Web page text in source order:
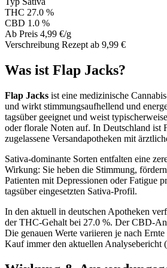
THC 27.0 %
CBD 1.0 %
Ab Preis 4,99 €/g
Verschreibung Rezept ab 9,99 €
Was ist Flap Jacks?
Flap Jacks ist eine medizinische
und wirkt stimmungsaufhellend und
tagsüber geeignet und weist
oder florale Noten auf. In Deutschland ist
zugelassene Versandapotheken mit
Sativa-dominante Sorten entfalten eine
Wirkung: Sie heben die Stimmung,
Patienten mit Depressionen oder Fatigue
tagsüber eingesetzten Sativa-Profil.
In den aktuell in deutschen Apotheken
der THC-Gehalt bei 27.0 %. Der CBD-
Die genauen Werte variieren je nach
Kauf immer den aktuellen Analysebericht